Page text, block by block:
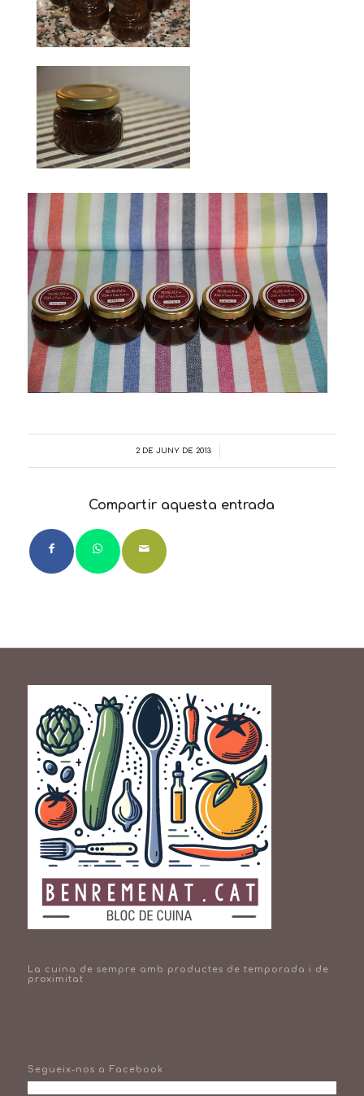
2 DE JUNY DE 2013
/
Compartir aquesta entrada
La cuina de sempre amb productes de temporada i de
proximitat
Segueix-nos a Facebook